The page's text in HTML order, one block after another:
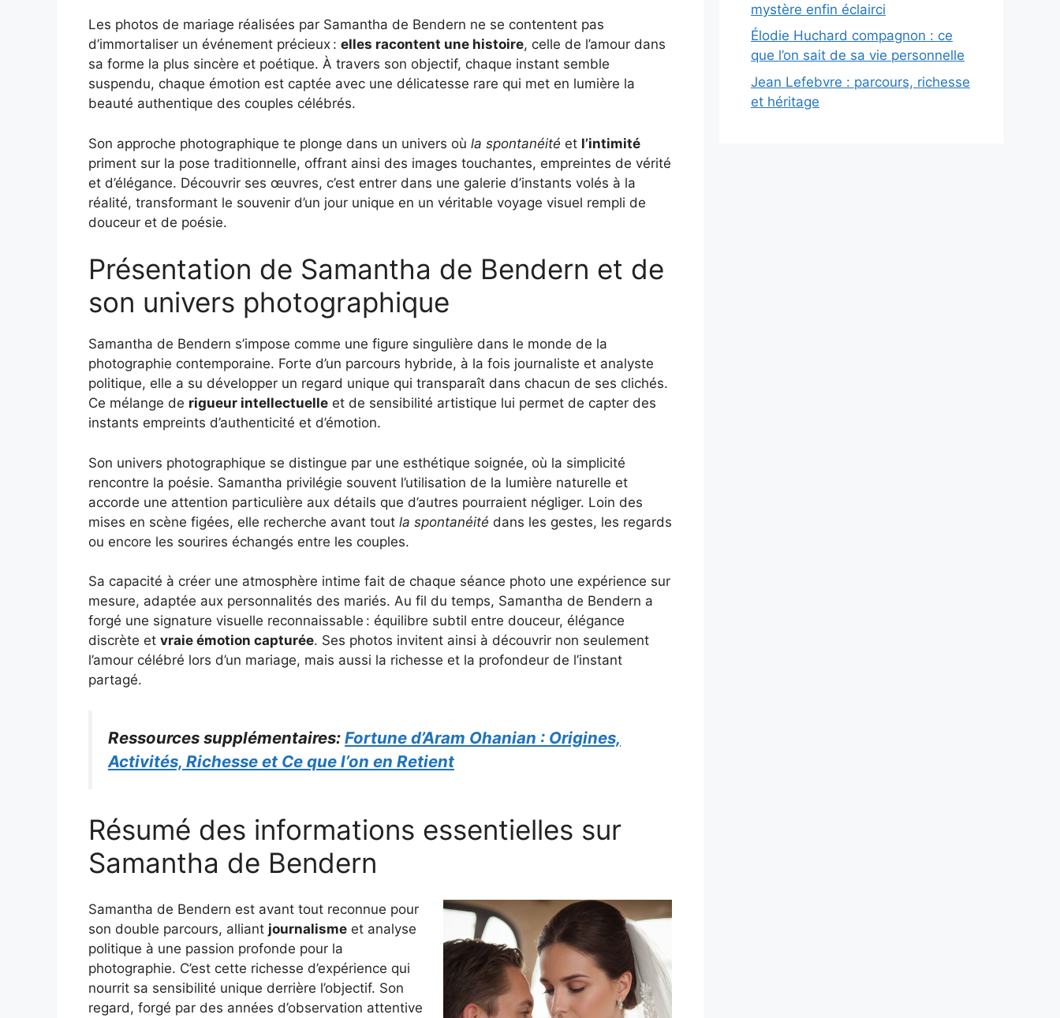
Les photos de mariage réalisées par Samantha de Bendern ne se contentent pas
d’immortaliser un événement précieux : elles racontent une histoire, celle de l’amour dans
sa forme la plus sincère et poétique. À travers son objectif, chaque instant semble
suspendu, chaque émotion est captée avec une délicatesse rare qui met en lumière la
beauté authentique des couples célébrés.
Son approche photographique te plonge dans un univers où la spontanéité et l’intimité
priment sur la pose traditionnelle, offrant ainsi des images touchantes, empreintes de vérité
et d’élégance. Découvrir ses œuvres, c’est entrer dans une galerie d’instants volés à la
réalité, transformant le souvenir d’un jour unique en un véritable voyage visuel rempli de
douceur et de poésie.
Présentation de Samantha de Bendern et de
son univers photographique
Samantha de Bendern s’impose comme une figure singulière dans le monde de la
photographie contemporaine. Forte d’un parcours hybride, à la fois journaliste et analyste
politique, elle a su développer un regard unique qui transparaît dans chacun de ses clichés.
Ce mélange de rigueur intellectuelle et de sensibilité artistique lui permet de capter des
instants empreints d’authenticité et d’émotion.
Son univers photographique se distingue par une esthétique soignée, où la simplicité
rencontre la poésie. Samantha privilégie souvent l’utilisation de la lumière naturelle et
accorde une attention particulière aux détails que d’autres pourraient négliger. Loin des
mises en scène figées, elle recherche avant tout la spontanéité dans les gestes, les regards
ou encore les sourires échangés entre les couples.
Sa capacité à créer une atmosphère intime fait de chaque séance photo une expérience sur
mesure, adaptée aux personnalités des mariés. Au fil du temps, Samantha de Bendern a
forgé une signature visuelle reconnaissable : équilibre subtil entre douceur, élégance
discrète et vraie émotion capturée. Ses photos invitent ainsi à découvrir non seulement
l’amour célébré lors d’un mariage, mais aussi la richesse et la profondeur de l’instant
partagé.
Ressources supplémentaires: Fortune d’Aram Ohanian : Origines,
Activités, Richesse et Ce que l’on en Retient
Résumé des informations essentielles sur
Samantha de Bendern
Samantha de Bendern est avant tout reconnue pour
son double parcours, alliant journalisme et analyse
politique à une passion profonde pour la
photographie. C’est cette richesse d’expérience qui
nourrit sa sensibilité unique derrière l’objectif. Son
regard, forgé par des années d’observation attentive
mystère enfin éclairci
Élodie Huchard compagnon : ce
que l’on sait de sa vie personnelle
Jean Lefebvre : parcours, richesse
et héritage